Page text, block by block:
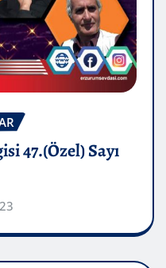
47.(Özel) Sayı